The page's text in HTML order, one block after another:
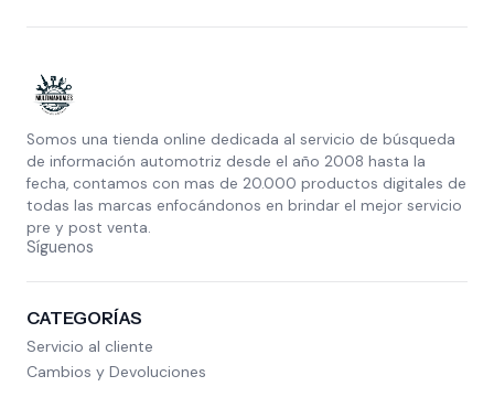
Somos una tienda online dedicada al servicio de búsqueda
de información automotriz desde el año 2008 hasta la
fecha, contamos con mas de 20.000 productos digitales de
todas las marcas enfocándonos en brindar el mejor servicio
pre y post venta.
Síguenos
CATEGORÍAS
Servicio al cliente
Cambios y Devoluciones